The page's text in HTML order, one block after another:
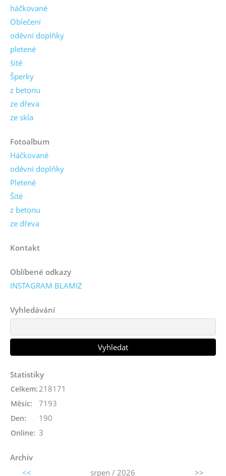
háčkované
Oblečení
oděvní doplňky
pletené
šité
Šperky
z betonu
ze dřeva
ze skla
Fotoalbum
Háčkované
oděvní doplňky
Pletené
Šité
z betonu
ze dřeva
Kontakt
Oblíbené odkazy
INSTAGRAM BLAMIZ
Vyhledávání
Statistiky
Online: 3
Celkem: 218171
Měsíc: 7193
Den: 190
Archiv
<<
srpen / 2026 >>